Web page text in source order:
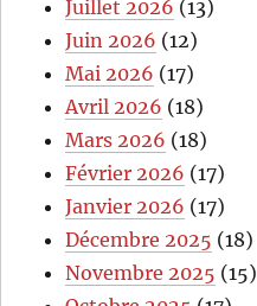
Juillet 2026 (13)
Juin 2026 (12)
Mai 2026 (17)
Avril 2026 (18)
Mars 2026 (18)
Février 2026 (17)
Janvier 2026 (17)
Décembre 2025 (18)
Novembre 2025 (15)